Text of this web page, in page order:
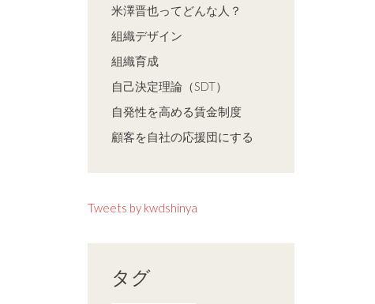
米澤晋也ってどんな人？
組織デザイン
組織育成
自己決定理論（SDT）
自発性を高める賃金制度
顧客を自社の応援団にする
Tweets by kwdshinya
タグ